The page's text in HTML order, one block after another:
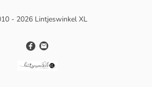
- 2026 Lintjeswinkel XL